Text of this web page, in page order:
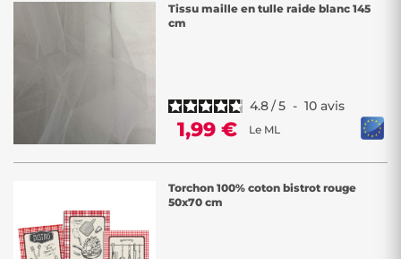
Tissu maille en tulle raide blanc 145
cm
4.8/5 - 10 avis
1,99 € Le ML
Torchon 100% coton bistrot rouge
50x70 cm